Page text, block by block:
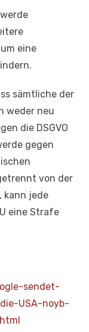
eine
sämtliche der
weder neu
die DSGVO
gegen
von der
kann jede
eine Strafe
sendet-
USA-noyb-